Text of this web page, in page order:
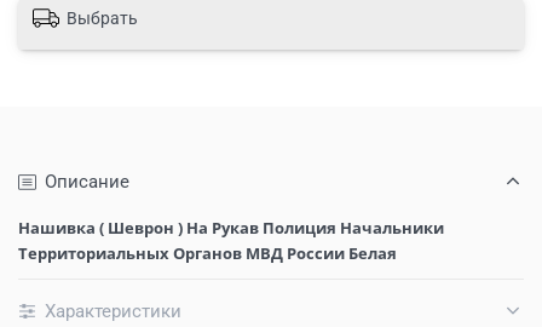
Выбрать
Описание
Нашивка ( Шеврон ) На Рукав Полиция Начальники
Территориальных Органов МВД России Белая
Характеристики